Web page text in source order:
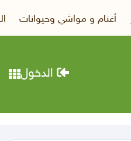
أغنام و مواشي وحيوانات
الدخول